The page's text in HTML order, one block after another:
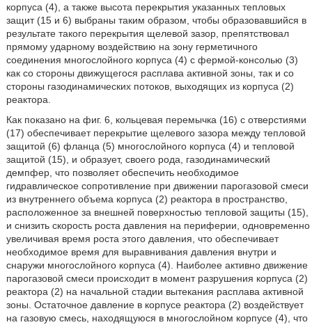
корпуса (4), а также высота перекрытия указанных тепловых
защит (15 и 6) выбраны таким образом, чтобы образовавшийся в
результате такого перекрытия щелевой зазор, препятствовал
прямому ударному воздействию на зону герметичного
соединения многослойного корпуса (4) с фермой-консолью (3)
как со стороны движущегося расплава активной зоны, так и со
стороны газодинамических потоков, выходящих из корпуса (2)
реактора.
Как показано на фиг. 6, кольцевая перемычка (16) с отверстиями
(17) обеспечивает перекрытие щелевого зазора между тепловой
защитой (6) фланца (5) многослойного корпуса (4) и тепловой
защитой (15), и образует, своего рода, газодинамический
демпфер, что позволяет обеспечить необходимое
гидравлическое сопротивление при движении парогазовой смеси
из внутреннего объема корпуса (2) реактора в пространство,
расположенное за внешней поверхностью тепловой защиты (15),
и снизить скорость роста давления на периферии, одновременно
увеличивая время роста этого давления, что обеспечивает
необходимое время для выравнивания давления внутри и
снаружи многослойного корпуса (4). Наиболее активно движение
парогазовой смеси происходит в момент разрушения корпуса (2)
реактора (2) на начальной стадии вытекания расплава активной
зоны. Остаточное давление в корпусе реактора (2) воздействует
на газовую смесь, находящуюся в многослойном корпусе (4), что